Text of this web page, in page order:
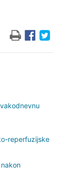
reperfuzijske